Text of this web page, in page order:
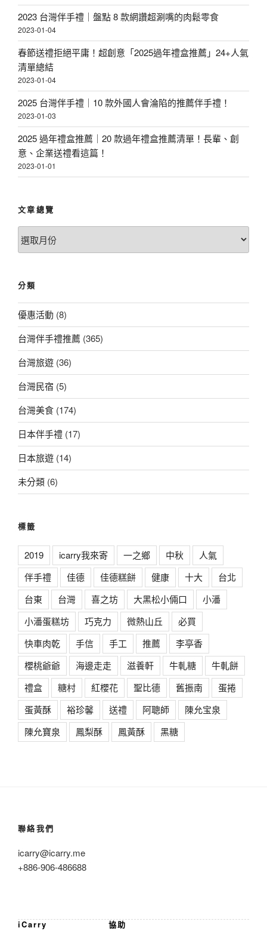
2023 台灣伴手禮｜盤點 8 款網讚超涮嘴的肉鬆零食
2023-01-04
春節送禮拒絕平庸！超創意「2025過年禮盒推薦」24+人氣
清單總結
2023-01-04
2025 台灣伴手禮｜10 款外國人會淪陷的推薦伴手禮！
2023-01-03
2025 過年禮盒推薦｜20 款過年禮盒推薦清單！長輩、創
意、企業送禮看這篇！
2023-01-01
文章總覽
文
章
分類
優惠活動 (8)
台灣伴手禮推薦 (365)
台灣旅遊 (36)
台灣民宿 (5)
台灣美食 (174)
日本伴手禮 (17)
日本旅遊 (14)
未分類 (6)
標籤
2019 icarry我來寄 一之鄉 中秋
人氣
伴手禮
佳德 佳德糕餅 健康 十大
台北
台東
台灣 喜之坊 大黑松小倆口
小潘
小潘蛋糕坊
巧克力 微熱山丘
必買
快車肉乾
手信 手工 推薦
李亭香
櫻桃爺爺
海邊走走 滋養軒 牛軋糖
牛軋餅
禮盒
糖村 紅櫻花 聖比德 舊振南
蛋捲
蛋黃酥
裕珍馨 送禮 阿聰師
陳允宝泉
陳允寶泉
鳳梨酥 鳳黃酥 黑糖
聯絡我們
icarry@icarry.me
+886-906-486688
iCarry 協助